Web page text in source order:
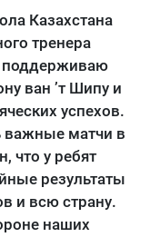
Казахстана
тренера
поддерживаю
ван ’т Шипу и
успехов.
важные матчи в
что у ребят
результаты
и всю страну.
наших